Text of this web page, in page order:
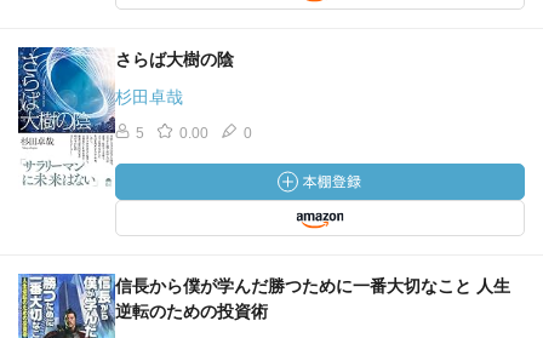
さらば大樹の陰
杉田卓哉
5 0.00 0
信長から僕が学んだ勝つために一番大切なこと 人生
逆転のための投資術